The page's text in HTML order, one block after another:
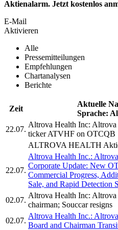
Aktienalarm. Jetzt kostenlos
E-Mail
Aktivieren
Alle
Pressemitteilungen
Empfehlungen
Chartanalysen
Berichte
Zeit
Aktuelle
Sprache:
22.07.
Altrova Health Inc: Altrova
ticker ATVHF on OTCQB
ALTROVA HEALTH
22.07.
Altrova Health Inc.:
Corporate Update: New
Commercial Progress,
Sale, and Rapid Detection
02.07.
Altrova Health Inc: Altrova
chairman; Souccar resigns
02.07.
Altrova Health Inc.:
Board and Chairman